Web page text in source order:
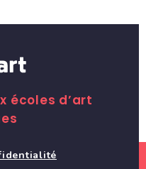
écoles d’art